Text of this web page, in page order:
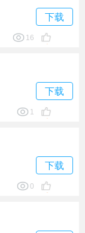
下载
16
下载
1
下载
0